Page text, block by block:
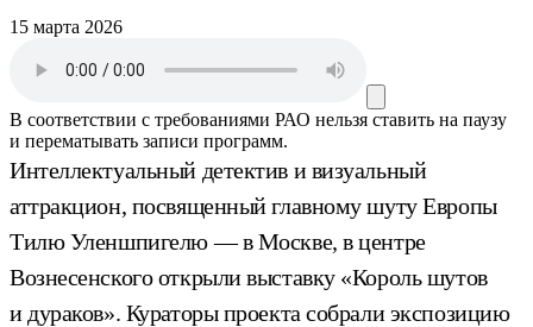
15 марта 2026
В соответствии с требованиями РАО нельзя ставить на паузу
и перематывать записи программ.
Интеллектуальный детектив и визуальный
аттракцион, посвященный главному шуту Европы
Тилю Уленшпигелю — в Москве, в центре
Вознесенского открыли выставку «Король шутов
и дураков». Кураторы проекта собрали экспозицию